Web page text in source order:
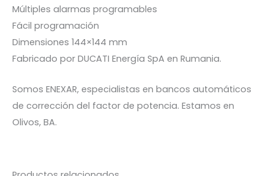
Múltiples alarmas programables
Fácil programación
Dimensiones 144×144 mm
Fabricado por DUCATI Energía SpA en Rumania.
Somos ENEXAR, especialistas en bancos automáticos
de corrección del factor de potencia. Estamos en
Olivos, BA.